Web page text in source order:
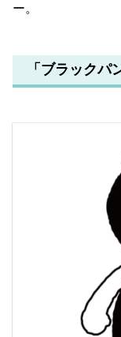
ー。
「ブラックパ